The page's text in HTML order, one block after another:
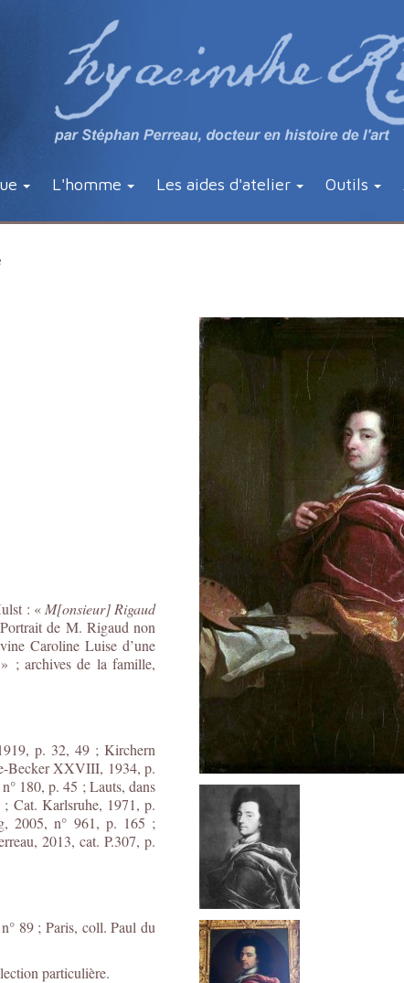
L'homme Les aides d'atelier Outils
: « M[onsieur] Rigaud
de M. Rigaud non
Caroline Luise d’une
; archives de la famille,
p. 32, 49 ; Kirchern
Becker XXVIII, 1934, p.
180, p. 45 ; Lauts, dans
Cat. Karlsruhe, 1971, p.
2005, n° 961, p. 165 ;
2013, cat. P.307, p.
89 ; Paris, coll. Paul du
particulière.